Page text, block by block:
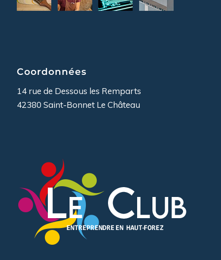
Coordonnées
14 rue de Dessous les Remparts
42380 Saint-Bonnet Le Château